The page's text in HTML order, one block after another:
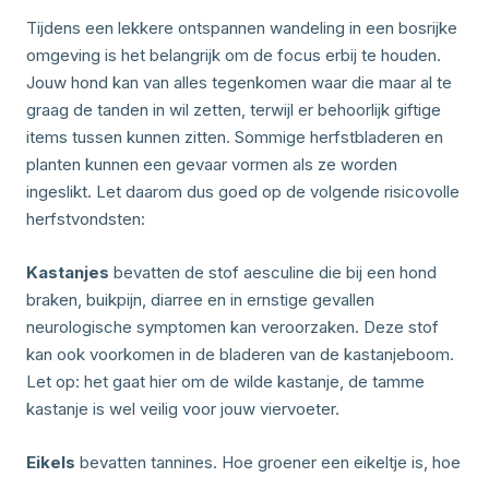
Tijdens een lekkere ontspannen wandeling in een bosrijke
omgeving is het belangrijk om de focus erbij te houden.
Jouw hond kan van alles tegenkomen waar die maar al te
graag de tanden in wil zetten, terwijl er behoorlijk giftige
items tussen kunnen zitten. Sommige herfstbladeren en
planten kunnen een gevaar vormen als ze worden
ingeslikt. Let daarom dus goed op de volgende risicovolle
herfstvondsten:
Kastanjes bevatten de stof aesculine die bij een hond
braken, buikpijn, diarree en in ernstige gevallen
neurologische symptomen kan veroorzaken. Deze stof
kan ook voorkomen in de bladeren van de kastanjeboom.
Let op: het gaat hier om de wilde kastanje, de tamme
kastanje is wel veilig voor jouw viervoeter.
Eikels bevatten tannines. Hoe groener een eikeltje is, hoe